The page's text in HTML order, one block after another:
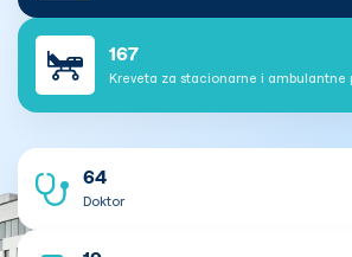
167
Kreveta za stacionarne i ambulantne
64
Doktor